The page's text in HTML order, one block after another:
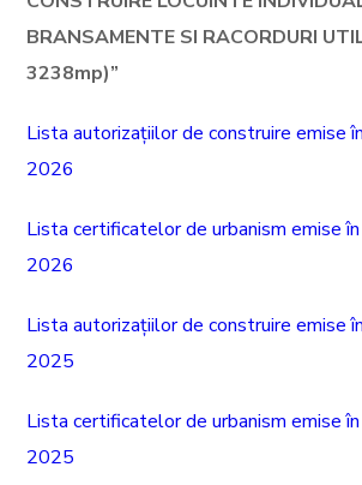
BRANSAMENTE SI RACORDURI
3238mp)”
Lista autorizațiilor de construire emise
2026
Lista certificatelor de urbanism emise în
2026
Lista autorizațiilor de construire emise
2025
Lista certificatelor de urbanism emise în
2025